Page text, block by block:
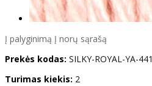
Į palyginimą Į norų sąrašą
Prekės kodas: SILKY-ROYAL-YA-441
Turimas kiekis: 2